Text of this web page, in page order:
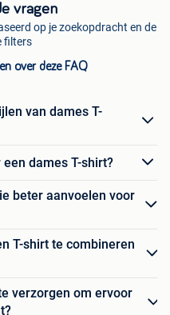
vragen
op je zoekopdracht en de
filters
over deze FAQ
van dames T-
dames T-shirt?
beter aanvoelen voor
T-shirt te combineren
verzorgen om ervoor